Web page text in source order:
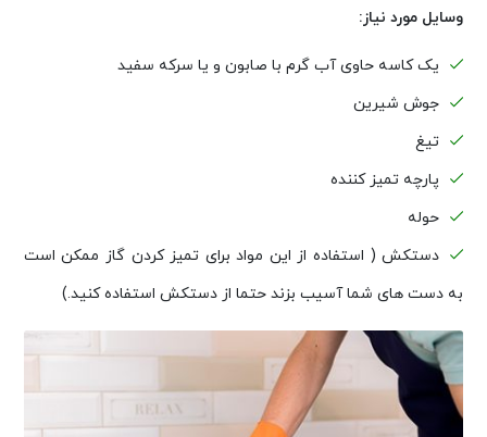
وسایل مورد نیاز:
یک کاسه حاوی آب گرم با صابون و یا سرکه سفید
جوش شیرین
تیغ
پارچه تمیز کننده
حوله
دستکش ( استفاده از این مواد برای تمیز کردن گاز ممکن است
به دست های شما آسیب بزند حتما از دستکش استفاده کنید.)